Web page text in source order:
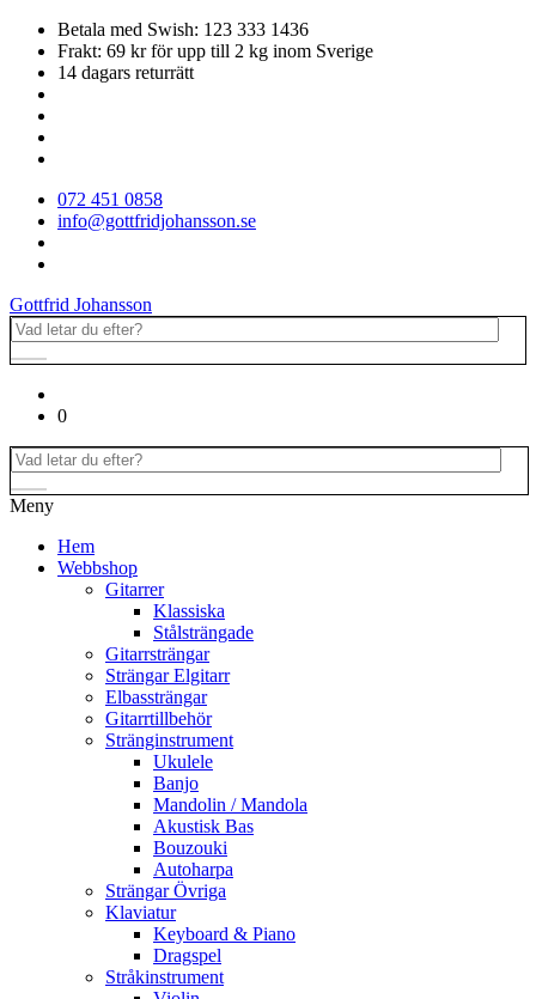
Betala med Swish: 123 333 1436
Frakt: 69 kr för upp till 2 kg inom Sverige
14 dagars returrätt
072 451 0858
info@gottfridjohansson.se
Gottfrid Johansson
0
Meny
Hem
Webbshop
Gitarrer
Klassiska
Stålsträngade
Gitarrsträngar
Strängar Elgitarr
Elbassträngar
Gitarrtillbehör
Stränginstrument
Ukulele
Banjo
Mandolin / Mandola
Akustisk Bas
Bouzouki
Autoharpa
Strängar Övriga
Klaviatur
Keyboard & Piano
Dragspel
Stråkinstrument